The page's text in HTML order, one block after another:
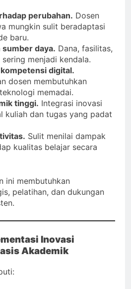
perubahan. Dosen
mungkin sulit beradaptasi
baru.
daya. Dana, fasilitas,
menjadi kendala.
digital.
dosen membutuhkan
memadai.
tinggi. Integrasi inovasi
kuliah dan tugas yang padat
Sulit menilai dampak
kualitas belajar secara
ini membutuhkan
pelatihan, dan dukungan
Inovasi
Akademik